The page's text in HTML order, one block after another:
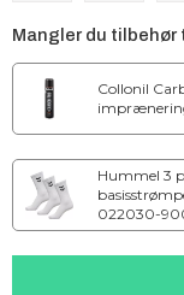
Mangler du tilbehør
Collonil
Hummel 3
022030-